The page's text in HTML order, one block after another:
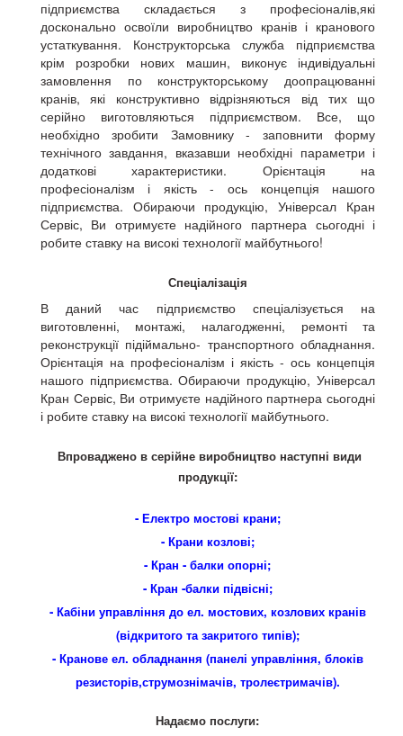
підприємства складається з професіоналів,які
досконально освоїли виробництво кранів і кранового
устаткування. Конструкторська служба підприємства
крім розробки нових машин, виконує індивідуальні
замовлення по конструкторському доопрацюванні
кранів, які конструктивно відрізняються від тих що
серійно виготовляються підприємством. Все, що
необхідно зробити Замовнику - заповнити форму
технічного завдання, вказавши необхідні параметри і
додаткові характеристики. Орієнтація на
професіоналізм і якість - ось концепція нашого
підприємства. Обираючи продукцію, Універсал Кран
Сервіс, Ви отримуєте надійного партнера сьогодні і
робите ставку на високі технології майбутнього!
Спеціалізація
В даний час підприємство спеціалізується на
виготовленні, монтажі, налагодженні, ремонті та
реконструкції підіймально- транспортного обладнання.
Орієнтація на професіоналізм і якість - ось концепція
нашого підприємства. Обираючи продукцію, Універсал
Кран Сервіс, Ви отримуєте надійного партнера сьогодні
і робите ставку на високі технології майбутнього.
Впроваджено в серійне виробництво наступні види
продукції:
- Електро мостові крани;
- Крани козлові;
- Кран - балки опорні;
- Кран -балки підвісні;
- Кабіни управління до ел. мостових, козлових кранів
(відкритого та закритого типів);
- Кранове ел. обладнання (панелі управління, блоків
резисторів,струмознімачів, тролеєтримачів).
Надаємо послуги: